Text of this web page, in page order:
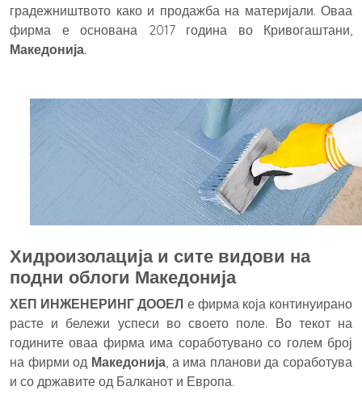
градежништвото како и продажба на материјали. Оваа
фирма е основана 2017 година во Кривогаштани,
Македонија.
Хидроизолација и сите видови на
подни облоги Македонија
ХЕП ИНЖЕНЕРИНГ ДООЕЛ е фирма која континуирано
расте и бележи успеси во своето поле. Во текот на
годините оваа фирма има соработувано со голем број
на фирми од Македонија, а има планови да соработува
и со државите од Балканот и Европа.